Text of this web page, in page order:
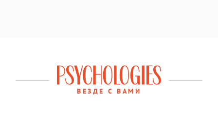
ВЕЗДЕ С ВАМИ